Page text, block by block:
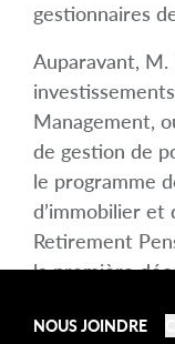
gestionnaires
Auparavant,
Management,
de gestion de
le programme
d’immobilier et
Retirement
la première
Investment
NOUS JOINDRE